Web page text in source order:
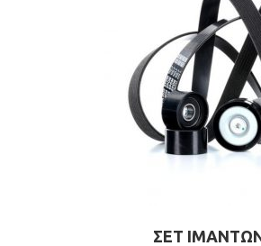
ΣΕΤ ΙΜΑΝΤΩΝ